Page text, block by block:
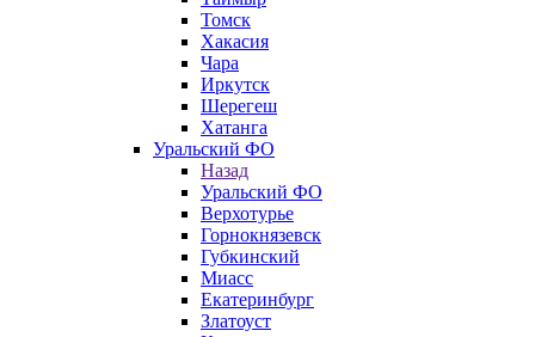
Томск
Хакасия
Чара
Иркутск
Шерегеш
Хатанга
Уральский ФО
Назад
Уральский ФО
Верхотурье
Горнокнязевск
Губкинский
Миасс
Екатеринбург
Златоуст